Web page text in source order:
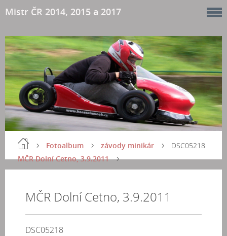
Mistr ČR 2014, 2015 a 2017
Fotoalbum
závody minikár
MČR Dolní Cetno, 3.9.2011
DSC05218
MČR Dolní Cetno, 3.9.2011
DSC05218